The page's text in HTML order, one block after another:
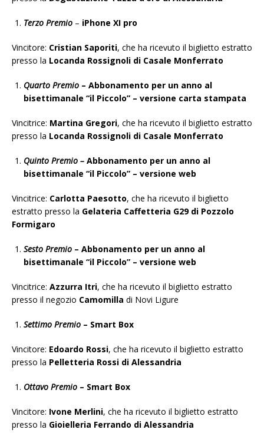
Terzo Premio – iPhone XI pro
Vincitore: Cristian Saporiti, che ha ricevuto il biglietto estratto
presso la Locanda Rossignoli di Casale Monferrato
Quarto Premio – Abbonamento per un anno al
bisettimanale “il Piccolo” – versione carta stampata
Vincitrice: Martina Gregori, che ha ricevuto il biglietto estratto
presso la Locanda Rossignoli di Casale Monferrato
Quinto Premio – Abbonamento per un anno al
bisettimanale “il Piccolo” – versione web
Vincitrice: Carlotta Paesotto, che ha ricevuto il biglietto
estratto presso la Gelateria Caffetteria G29 di Pozzolo
Formigaro
Sesto Premio – Abbonamento per un anno al
bisettimanale “il Piccolo” – versione web
Vincitrice: Azzurra Itri, che ha ricevuto il biglietto estratto
presso il negozio Camomilla di Novi Ligure
Settimo Premio – Smart Box
Vincitore: Edoardo Rossi, che ha ricevuto il biglietto estratto
presso la Pelletteria Rossi di Alessandria
Ottavo Premio – Smart Box
Vincitore: Ivone Merlini, che ha ricevuto il biglietto estratto
presso la Gioielleria Ferrando di Alessandria